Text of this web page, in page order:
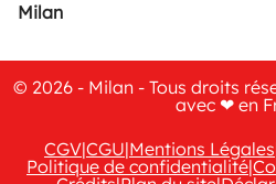
Milan
© 2026 - Milan - Tous droits
avec ❤ en
CGV|CGU|Mentions Légales
Politique de confidentialité|